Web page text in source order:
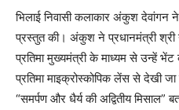
भिलाई निवासी कलाकार अंकुश देवांगन
प्रस्तुत की। अंकुश ने प्रधानमंत्री श्री
प्रतिमा मुख्यमंत्री के माध्यम से उन्हें
प्रतिमा माइक्रोस्कोपिक लेंस से देखी
“समर्पण और धैर्य की अद्वितीय